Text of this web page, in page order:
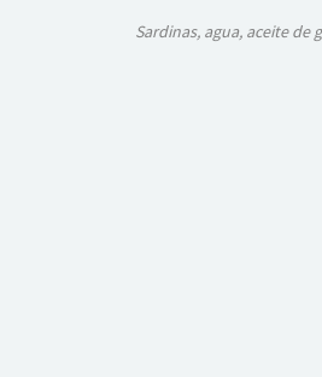
Sardinas, agua, aceite